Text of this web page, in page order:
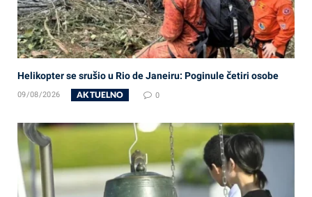
Helikopter se srušio u Rio de Janeiru: Poginule četiri osobe
09/08/2026 AKTUELNO 0